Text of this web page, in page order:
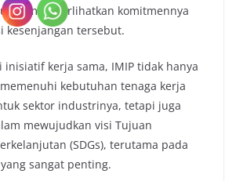
memperlihatkan komitmennya
kesenjangan tersebut.
kerja sama, IMIP tidak hanya
kebutuhan tenaga kerja
sektor industrinya, tetapi juga
mewujudkan visi Tujuan
(SDGs), terutama pada
sangat penting.